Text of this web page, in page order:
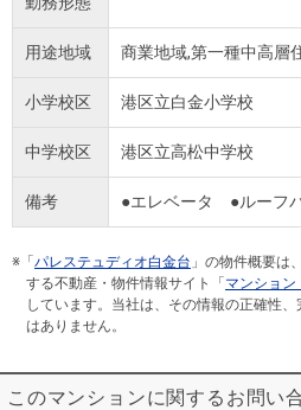
用途地域 商業地域,第一種中高層
小学校区 港区立白金小学校
中学校区 港区立高松中学校
備考 ●エレベータ ●ルーフ
※「 パレステュディオ白金台 」の物件概要は
する不動産・物件情報サイト「 マンション
しています。当社は、その情報の正確性
はありません。
このマンションに関するお問い